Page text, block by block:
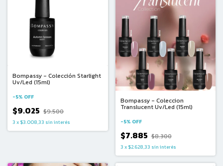
Bompassy - Colección Starlight
Uv/Led (15ml)
-5% OFF
$9.025 $9.500
3 x $3.008,33 sin interés
Bompassy - Coleccion
Translucent Uv/Led (15ml)
-5% OFF
$7.885 $8.300
3 x $2.628,33 sin interés